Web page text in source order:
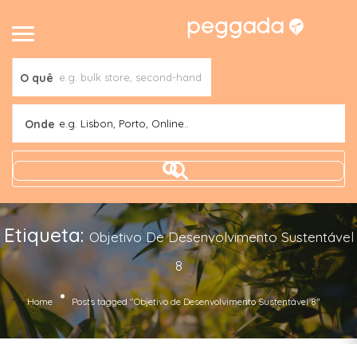
O quê
Onde e.g. Lisbon, Porto, Online..
Etiqueta: Objetivo De Desenvolvimento Sustentável
8
Home Posts tagged "Objetivo de Desenvolvimento Sustentável 8"